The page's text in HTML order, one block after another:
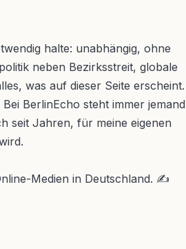
halte: unabhängig, ohne
neben Bezirksstreit, globale
was auf dieser Seite erscheint.
BerlinEcho steht immer jemand
seit Jahren, für meine eigenen
Medien in Deutschland. ✍